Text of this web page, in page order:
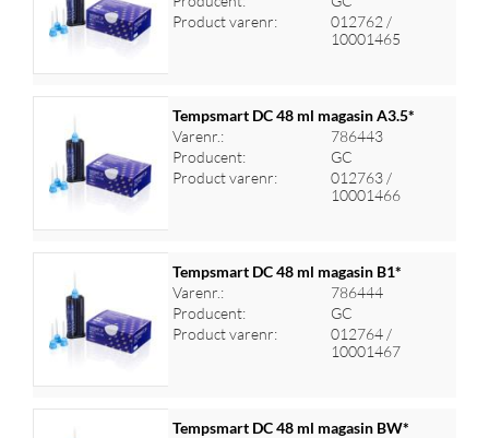
Log ind for at se priser
Product varenr:
012762 /
10001465
Log ind for at se priser
Tempsmart DC 48 ml magasin A3.5*
Varenr.:
786443
Producent:
GC
Product varenr:
012763 /
10001466
Log ind for at se priser
Tempsmart DC 48 ml magasin B1*
Varenr.:
786444
Producent:
GC
Product varenr:
012764 /
10001467
Tempsmart DC 48 ml magasin BW*